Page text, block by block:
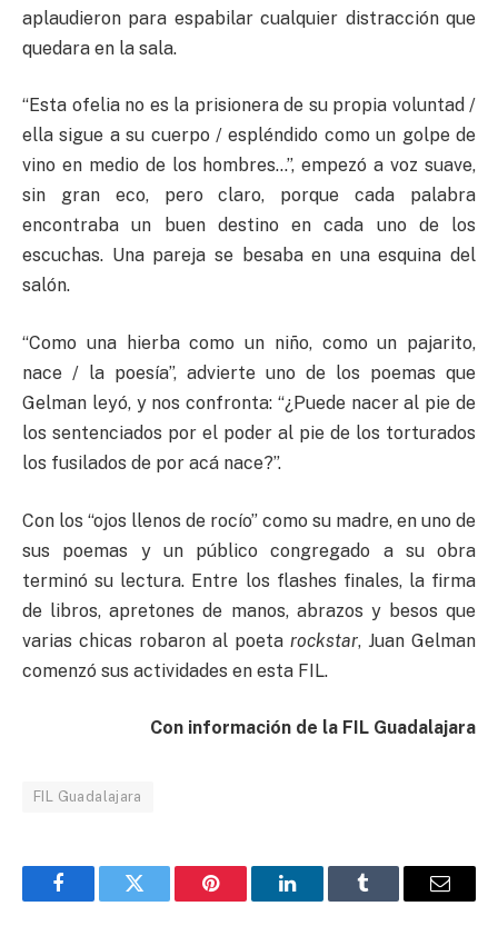
aplaudieron para espabilar cualquier distracción que
quedara en la sala.
“Esta ofelia no es la prisionera de su propia voluntad /
ella sigue a su cuerpo / espléndido como un golpe de
vino en medio de los hombres…”, empezó a voz suave,
sin gran eco, pero claro, porque cada palabra
encontraba un buen destino en cada uno de los
escuchas. Una pareja se besaba en una esquina del
salón.
“Como una hierba como un niño, como un pajarito,
nace / la poesía”, advierte uno de los poemas que
Gelman leyó, y nos confronta: “¿Puede nacer al pie de
los sentenciados por el poder al pie de los torturados
los fusilados de por acá nace?”.
Con los “ojos llenos de rocío” como su madre, en uno de
sus poemas y un público congregado a su obra
terminó su lectura. Entre los flashes finales, la firma
de libros, apretones de manos, abrazos y besos que
varias chicas robaron al poeta rockstar, Juan Gelman
comenzó sus actividades en esta FIL.
Con información de la FIL Guadalajara
FIL Guadalajara
FacebookTwitter Pinterest LinkedInTumblr Email